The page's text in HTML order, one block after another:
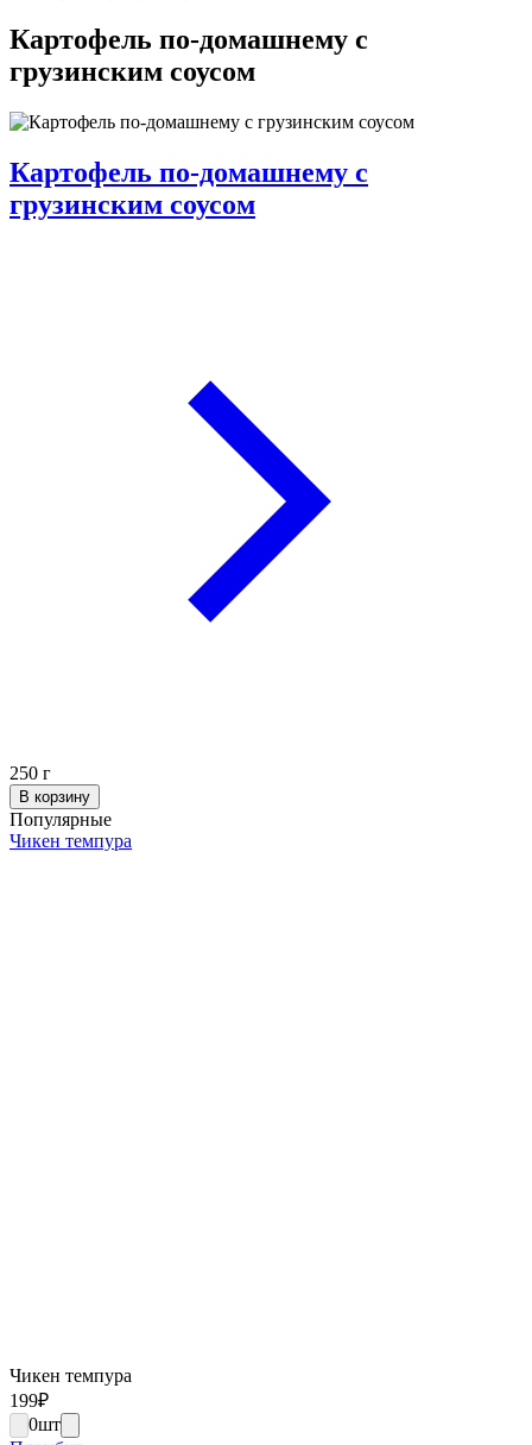
Картофель по-домашнему с
грузинским соусом
Картофель по-домашнему с
грузинским соусом
250 г
В корзину
Популярные
Чикен темпура
Чикен темпура
199₽
0шт